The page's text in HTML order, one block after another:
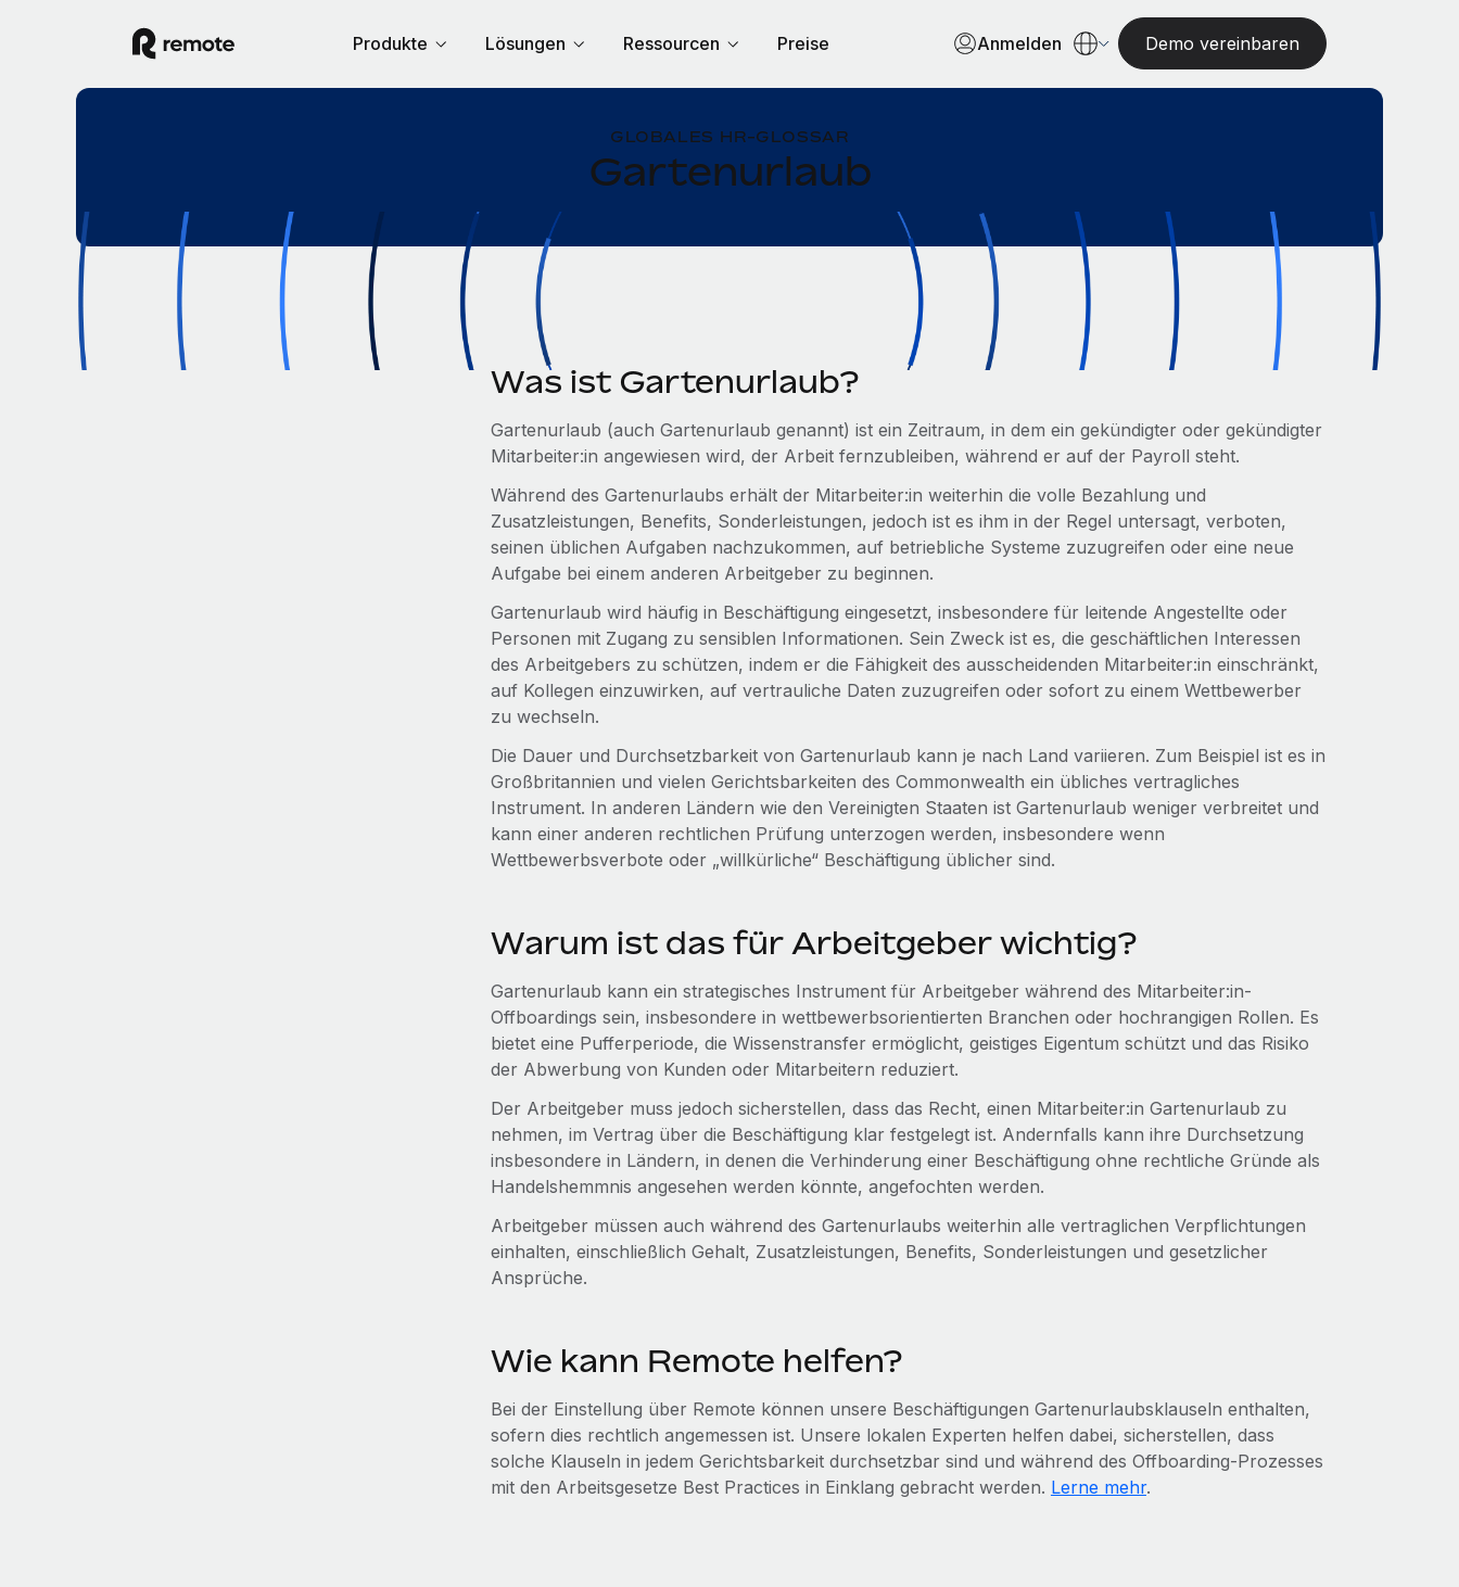
Produkte Lösungen Ressourcen Preise Anmelden Demo vereinbaren
GLOBALES HR-GLOSSAR
Gartenurlaub
Was ist Gartenurlaub?
Gartenurlaub (auch Gartenurlaub genannt) ist ein Zeitraum, in dem ein gekündigter oder gekündigter
Mitarbeiter:in angewiesen wird, der Arbeit fernzubleiben, während er auf der Payroll steht.
Während des Gartenurlaubs erhält der Mitarbeiter:in weiterhin die volle Bezahlung und
Zusatzleistungen, Benefits, Sonderleistungen, jedoch ist es ihm in der Regel untersagt, verboten,
seinen üblichen Aufgaben nachzukommen, auf betriebliche Systeme zuzugreifen oder eine neue
Aufgabe bei einem anderen Arbeitgeber zu beginnen.
Gartenurlaub wird häufig in Beschäftigung eingesetzt, insbesondere für leitende Angestellte oder
Personen mit Zugang zu sensiblen Informationen. Sein Zweck ist es, die geschäftlichen Interessen
des Arbeitgebers zu schützen, indem er die Fähigkeit des ausscheidenden Mitarbeiter:in einschränkt,
auf Kollegen einzuwirken, auf vertrauliche Daten zuzugreifen oder sofort zu einem Wettbewerber
zu wechseln.
Die Dauer und Durchsetzbarkeit von Gartenurlaub kann je nach Land variieren. Zum Beispiel ist es in
Großbritannien und vielen Gerichtsbarkeiten des Commonwealth ein übliches vertragliches
Instrument. In anderen Ländern wie den Vereinigten Staaten ist Gartenurlaub weniger verbreitet und
kann einer anderen rechtlichen Prüfung unterzogen werden, insbesondere wenn
Wettbewerbsverbote oder „willkürliche“ Beschäftigung üblicher sind.
Warum ist das für Arbeitgeber wichtig?
Gartenurlaub kann ein strategisches Instrument für Arbeitgeber während des Mitarbeiter:in-
Offboardings sein, insbesondere in wettbewerbsorientierten Branchen oder hochrangigen Rollen. Es
bietet eine Pufferperiode, die Wissenstransfer ermöglicht, geistiges Eigentum schützt und das Risiko
der Abwerbung von Kunden oder Mitarbeitern reduziert.
Der Arbeitgeber muss jedoch sicherstellen, dass das Recht, einen Mitarbeiter:in Gartenurlaub zu
nehmen, im Vertrag über die Beschäftigung klar festgelegt ist. Andernfalls kann ihre Durchsetzung
insbesondere in Ländern, in denen die Verhinderung einer Beschäftigung ohne rechtliche Gründe als
Handelshemmnis angesehen werden könnte, angefochten werden.
Arbeitgeber müssen auch während des Gartenurlaubs weiterhin alle vertraglichen Verpflichtungen
einhalten, einschließlich Gehalt, Zusatzleistungen, Benefits, Sonderleistungen und gesetzlicher
Ansprüche.
Wie kann Remote helfen?
Bei der Einstellung über Remote können unsere Beschäftigungen Gartenurlaubsklauseln enthalten,
sofern dies rechtlich angemessen ist. Unsere lokalen Experten helfen dabei, sicherstellen, dass
solche Klauseln in jedem Gerichtsbarkeit durchsetzbar sind und während des Offboarding-Prozesses
mit den Arbeitsgesetze Best Practices in Einklang gebracht werden. Lerne mehr.